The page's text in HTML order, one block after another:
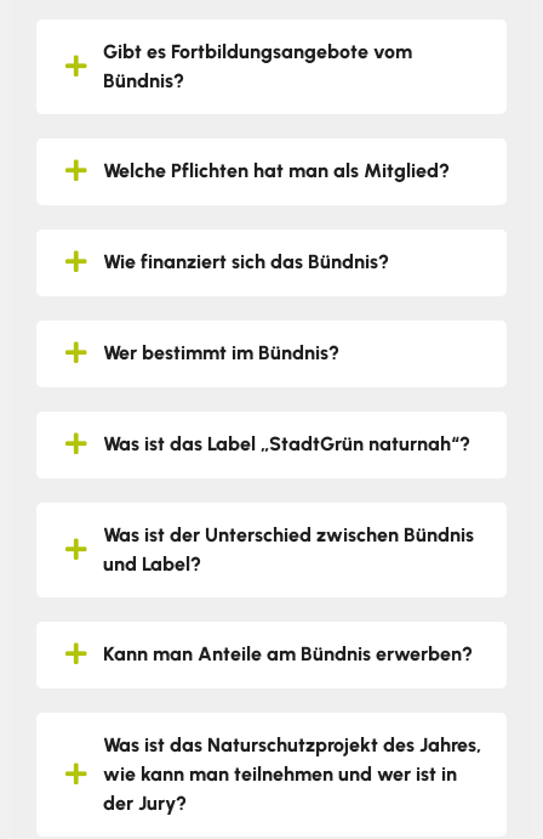
Gibt es Fortbildungsangebote vom
Bündnis?
Welche Pflichten hat man als Mitglied?
Wie finanziert sich das Bündnis?
Wer bestimmt im Bündnis?
Was ist das Label „StadtGrün naturnah“?
Was ist der Unterschied zwischen Bündnis
und Label?
Kann man Anteile am Bündnis erwerben?
Was ist das Naturschutzprojekt des Jahres,
wie kann man teilnehmen und wer ist in
der Jury?